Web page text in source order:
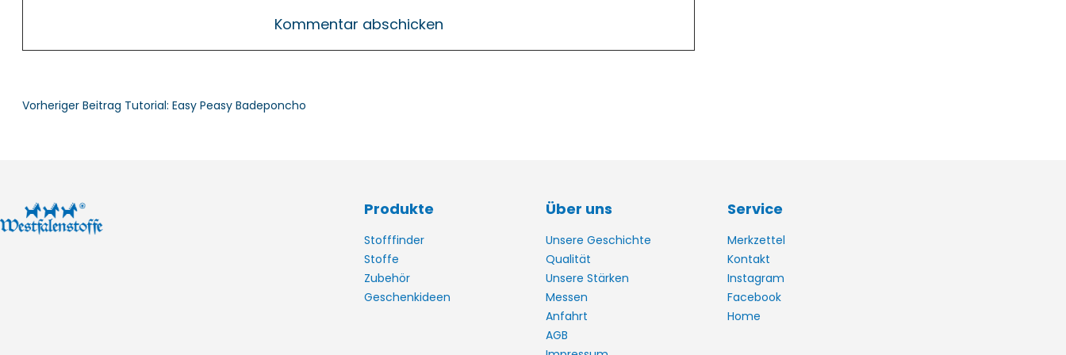
Vorheriger Beitrag Tutorial: Easy Peasy Badeponcho
Produkte
Stofffinder
Stoffe
Zubehör
Geschenkideen
Über uns
Unsere Geschichte
Qualität
Unsere Stärken
Messen
Anfahrt
AGB
Service
Merkzettel
Kontakt
Instagram
Facebook
Home